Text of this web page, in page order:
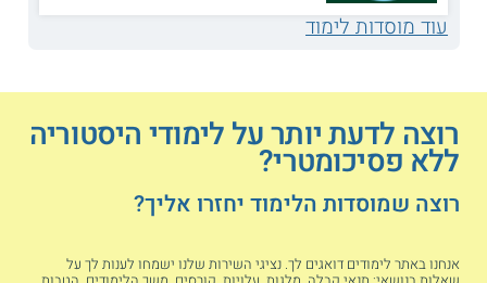
אוניברסיטת חיפה
יכולים להתקבל על סמך
בגרות מלאה בממוצע של 75
אקדמיתשממוצע הציונים
המועמדים צריכים להגיע
עוד מוסדות לימוד
רוצה לדעת יותר על לימודי היסטוריה
ללא פסיכומטרי?
רוצה שמוסדות הלימוד יחזרו אליך?
אנחנו באתר לימודים דואגים לך. נציגי השירות שלנו ישמחו לענות לך על